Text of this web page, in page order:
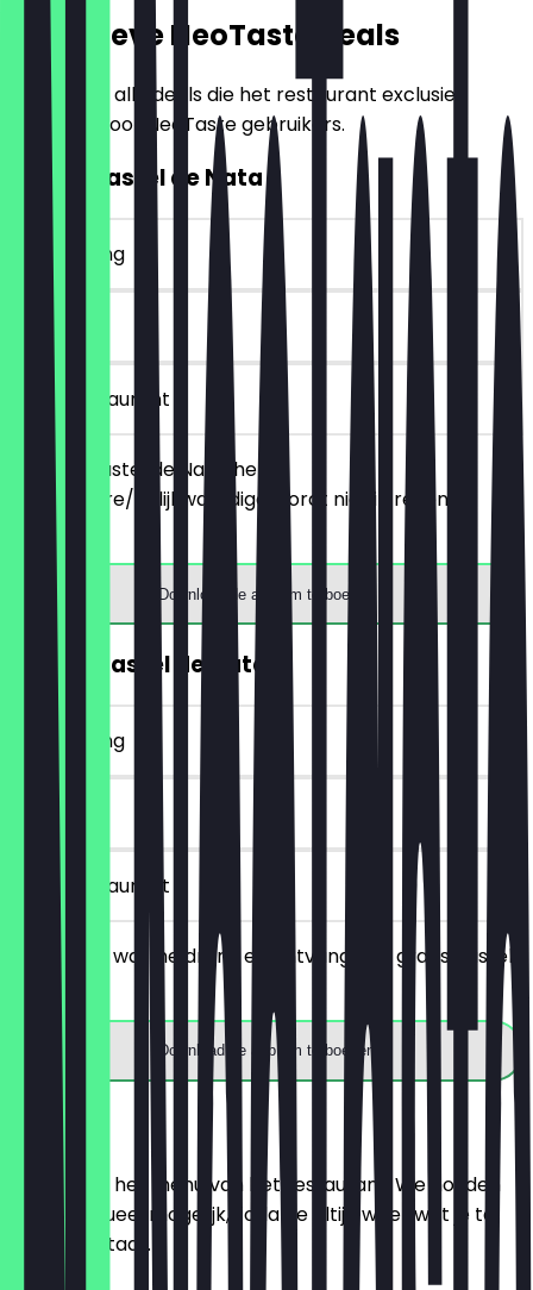
Exclusieve NeoTaste Deals
Hier vind je alle deals die het restaurant exclusief
aanbiedt voor NeoTaste gebruikers.
2voor1 Pastel de Nata
~€ 2 korting
90 dagen
in het restaurant
Bestel 2 Pastel de Nata, het
goedkopere/gelijkwaardige wordt niet in rekening
gebracht.
Download de app om te boeken
GRATIS Pastel de Nata
~€ 2 korting
90 dagen
in het restaurant
Bestel een warme drank en ontvang een gratis Pastel
de Nata
Download de app om te boeken
Menu
Hier vind je het menu van het restaurant. We houden
het zo actueel mogelijk, zodat je altijd weet wat je te
wachten staat.